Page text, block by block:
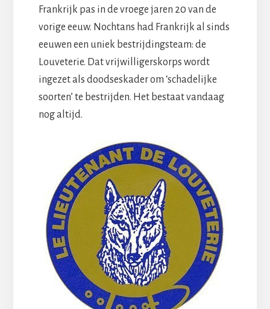
Frankrijk pas in de vroege jaren 20 van de
vorige eeuw. Nochtans had Frankrijk al sinds
eeuwen een uniek bestrijdingsteam: de
Louveterie. Dat vrijwilligerskorps wordt
ingezet als doodseskader om ‘schadelijke
soorten’ te bestrijden. Het bestaat vandaag
nog altijd.